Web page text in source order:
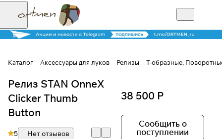
Каталог Аксессуары для луков Релизы Т-образные,
Релиз STAN OnneX
Clicker Thumb
Button
5
Нет отзывов
38 500 Р
Сообщить о
поступлении
Для клиентов всех банков
Разбейте
оплату на части